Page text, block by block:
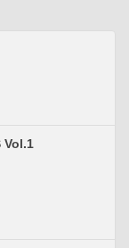
Vol.1